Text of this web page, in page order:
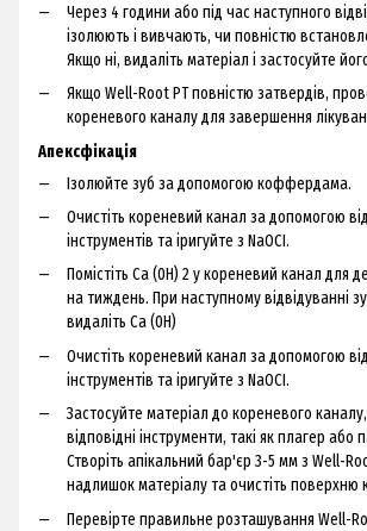
Через 4 години або під час наступного
ізолюють і вивчають, чи повністю
Якщо ні, видаліть матеріал і застосуйте
Якщо Well-Root PT повністю затвердів,
кореневого каналу для завершення
Апексфікація
Ізолюйте зуб за допомогою коффердама.
Очистіть кореневий канал за допомогою
інструментів та іригуйте з NaOCI.
Помістіть Са (0Н) 2 у кореневий канал для
на тиждень. При наступному відвідуванні
видаліть Са (0Н)
Очистіть кореневий канал за допомогою
інструментів та іригуйте з NaOCI.
Застосуйте матеріал до кореневого
відповідні інструменти, такі як плагер
Створіть апікальний бар'єр 3-5 мм з Well-
надлишок матеріалу та очистіть поверхню
Перевірте правильне розташування Well-